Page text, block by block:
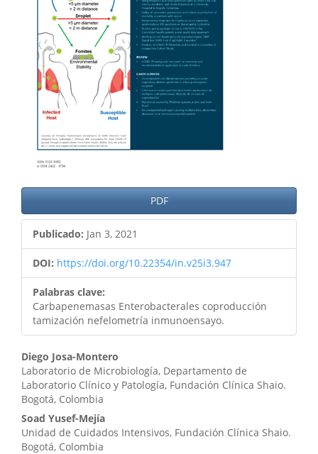
PDF
Publicado: Jan 3, 2021
DOI: https://doi.org/10.22354/in.v25i3.947
Palabras clave:
Carbapenemasas Enterobacterales coproducción
tamización nefelometría inmunoensayo.
Contenido
principal
del
artículo
Diego Josa-Montero
Laboratorio de Microbiología, Departamento de
Laboratorio Clínico y Patología, Fundación Clínica Shaio.
Bogotá, Colombia
Soad Yusef-Mejía
Unidad de Cuidados Intensivos, Fundación Clínica Shaio.
Bogotá, Colombia